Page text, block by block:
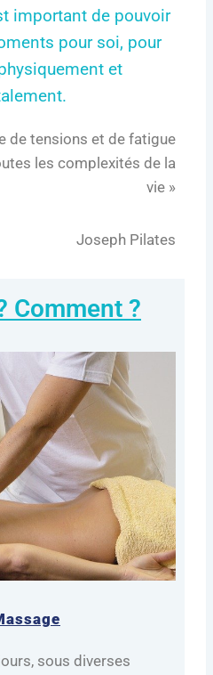
important de pouvoir
pour soi, pour
et
de tensions et de fatigue
les complexités de la
vie »
Joseph Pilates
Comment ?
sous diverses